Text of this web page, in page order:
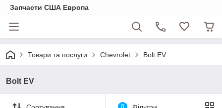
Запчасти США Европа
Товари та послуги Chevrolet Bolt EV
Bolt EV
0